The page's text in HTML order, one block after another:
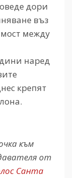
дори
въз
между
наред
крепят
към
от
Санта